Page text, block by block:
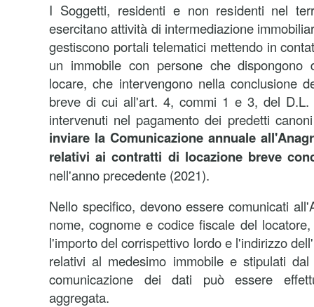
I Soggetti, residenti e non residenti nel
esercitano attività di intermediazione
gestiscono portali telematici mettendo in
un immobile con persone che dispongono
locare, che intervengono nella conclusione
breve di cui all'art. 4, commi 1 e 3, del D.L.
intervenuti nel pagamento dei predetti
inviare la Comunicazione annuale
relativi ai contratti di locazione breve
nell'anno precedente (2021).
Nello specifico, devono essere comunicati
nome, cognome e codice fiscale del
l'importo del corrispettivo lordo e l'indirizzo
relativi al medesimo immobile e stipulati
comunicazione dei dati può essere
aggregata.